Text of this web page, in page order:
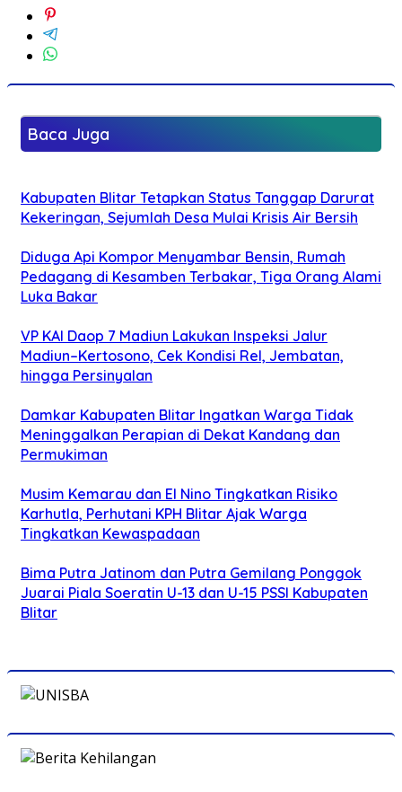
Baca Juga
Kabupaten Blitar Tetapkan Status Tanggap Darurat
Kekeringan, Sejumlah Desa Mulai Krisis Air Bersih
Diduga Api Kompor Menyambar Bensin, Rumah
Pedagang di Kesamben Terbakar, Tiga Orang Alami
Luka Bakar
VP KAI Daop 7 Madiun Lakukan Inspeksi Jalur
Madiun–Kertosono, Cek Kondisi Rel, Jembatan,
hingga Persinyalan
Damkar Kabupaten Blitar Ingatkan Warga Tidak
Meninggalkan Perapian di Dekat Kandang dan
Permukiman
Musim Kemarau dan El Nino Tingkatkan Risiko
Karhutla, Perhutani KPH Blitar Ajak Warga
Tingkatkan Kewaspadaan
Bima Putra Jatinom dan Putra Gemilang Ponggok
Juarai Piala Soeratin U-13 dan U-15 PSSI Kabupaten
Blitar